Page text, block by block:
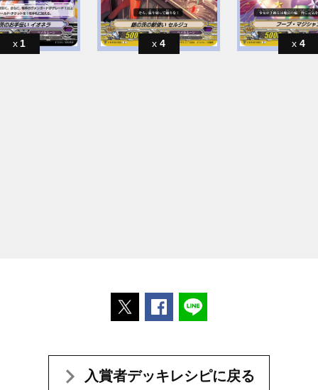
1 4 4
ポストするFacebookでシェアする
入賞者デッキレシピに戻る